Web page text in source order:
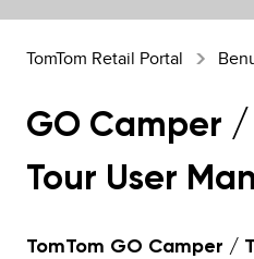
TomTom Retail Portal
GO Camper
Tour User
TomTom GO Camper /